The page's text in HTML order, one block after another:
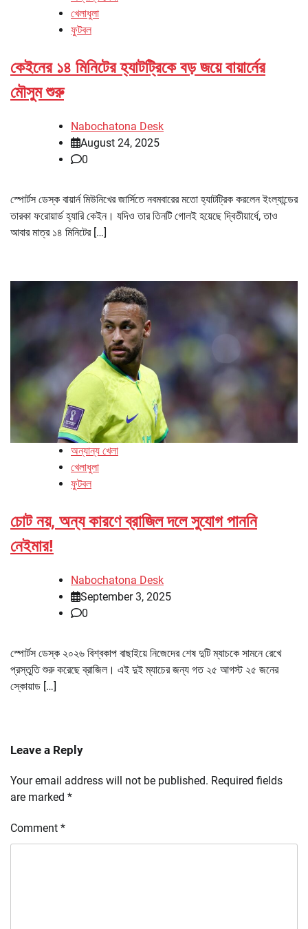
খেলাধুলা
ফুটবল
কেইনের ১৪ মিনিটের হ্যাটট্রিকে বড় জয়ে বায়ার্নের
মৌসুম শুরু
Nabochatona Desk
August 24, 2025
0
স্পোর্টস ডেস্ক বায়ার্ন মিউনিখের জার্সিতে নবমবারের মতো হ্যাটট্রিক করলেন ইংল্যান্ডের
তারকা ফরোয়ার্ড হ্যারি কেইন। যদিও তার তিনটি গোলই হয়েছে দ্বিতীয়ার্ধে, তাও
আবার মাত্র ১৪ মিনিটের […]
অন্যান্য খেলা
খেলাধুলা
ফুটবল
চোট নয়, অন্য কারণে ব্রাজিল দলে সুযোগ পাননি
নেইমার!
Nabochatona Desk
September 3, 2025
0
স্পোর্টস ডেস্ক ২০২৬ বিশ্বকাপ বাছাইয়ে নিজেদের শেষ দুটি ম্যাচকে সামনে রেখে
প্রস্তুতি শুরু করেছে ব্রাজিল। এই দুই ম্যাচের জন্য গত ২৫ আগস্ট ২৫ জনের
স্কোয়াড […]
Leave a Reply
Your email address will not be published. Required fields
are marked *
Comment *